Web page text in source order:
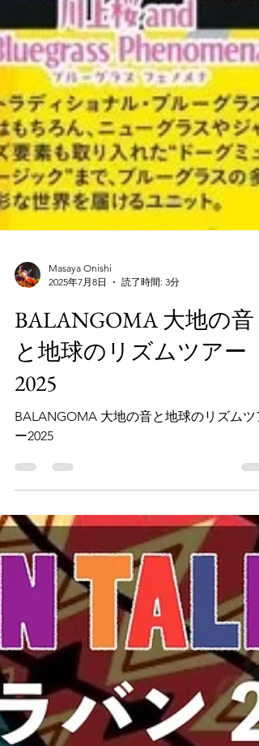
Masaya Onishi
BALANGOMA 大地の音
と地球のリズムツアー
2025
BALANGOMA 大地の音と地球のリズムツ
ー2025